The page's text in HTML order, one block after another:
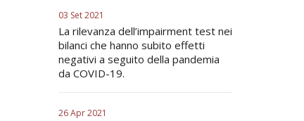
03 Set 2021
La rilevanza dell’impairment test nei
bilanci che hanno subito effetti
negativi a seguito della pandemia
da COVID-19.
26 Apr 2021